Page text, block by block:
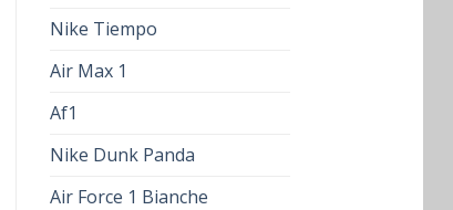
Nike Tiempo
Air Max 1
Af1
Nike Dunk Panda
Air Force 1 Bianche